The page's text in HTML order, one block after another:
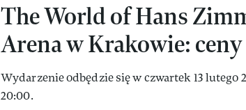
The World of Hans
Arena w Krakowie:
Wydarzenie odbędzie się w czwartek 13
20:00.